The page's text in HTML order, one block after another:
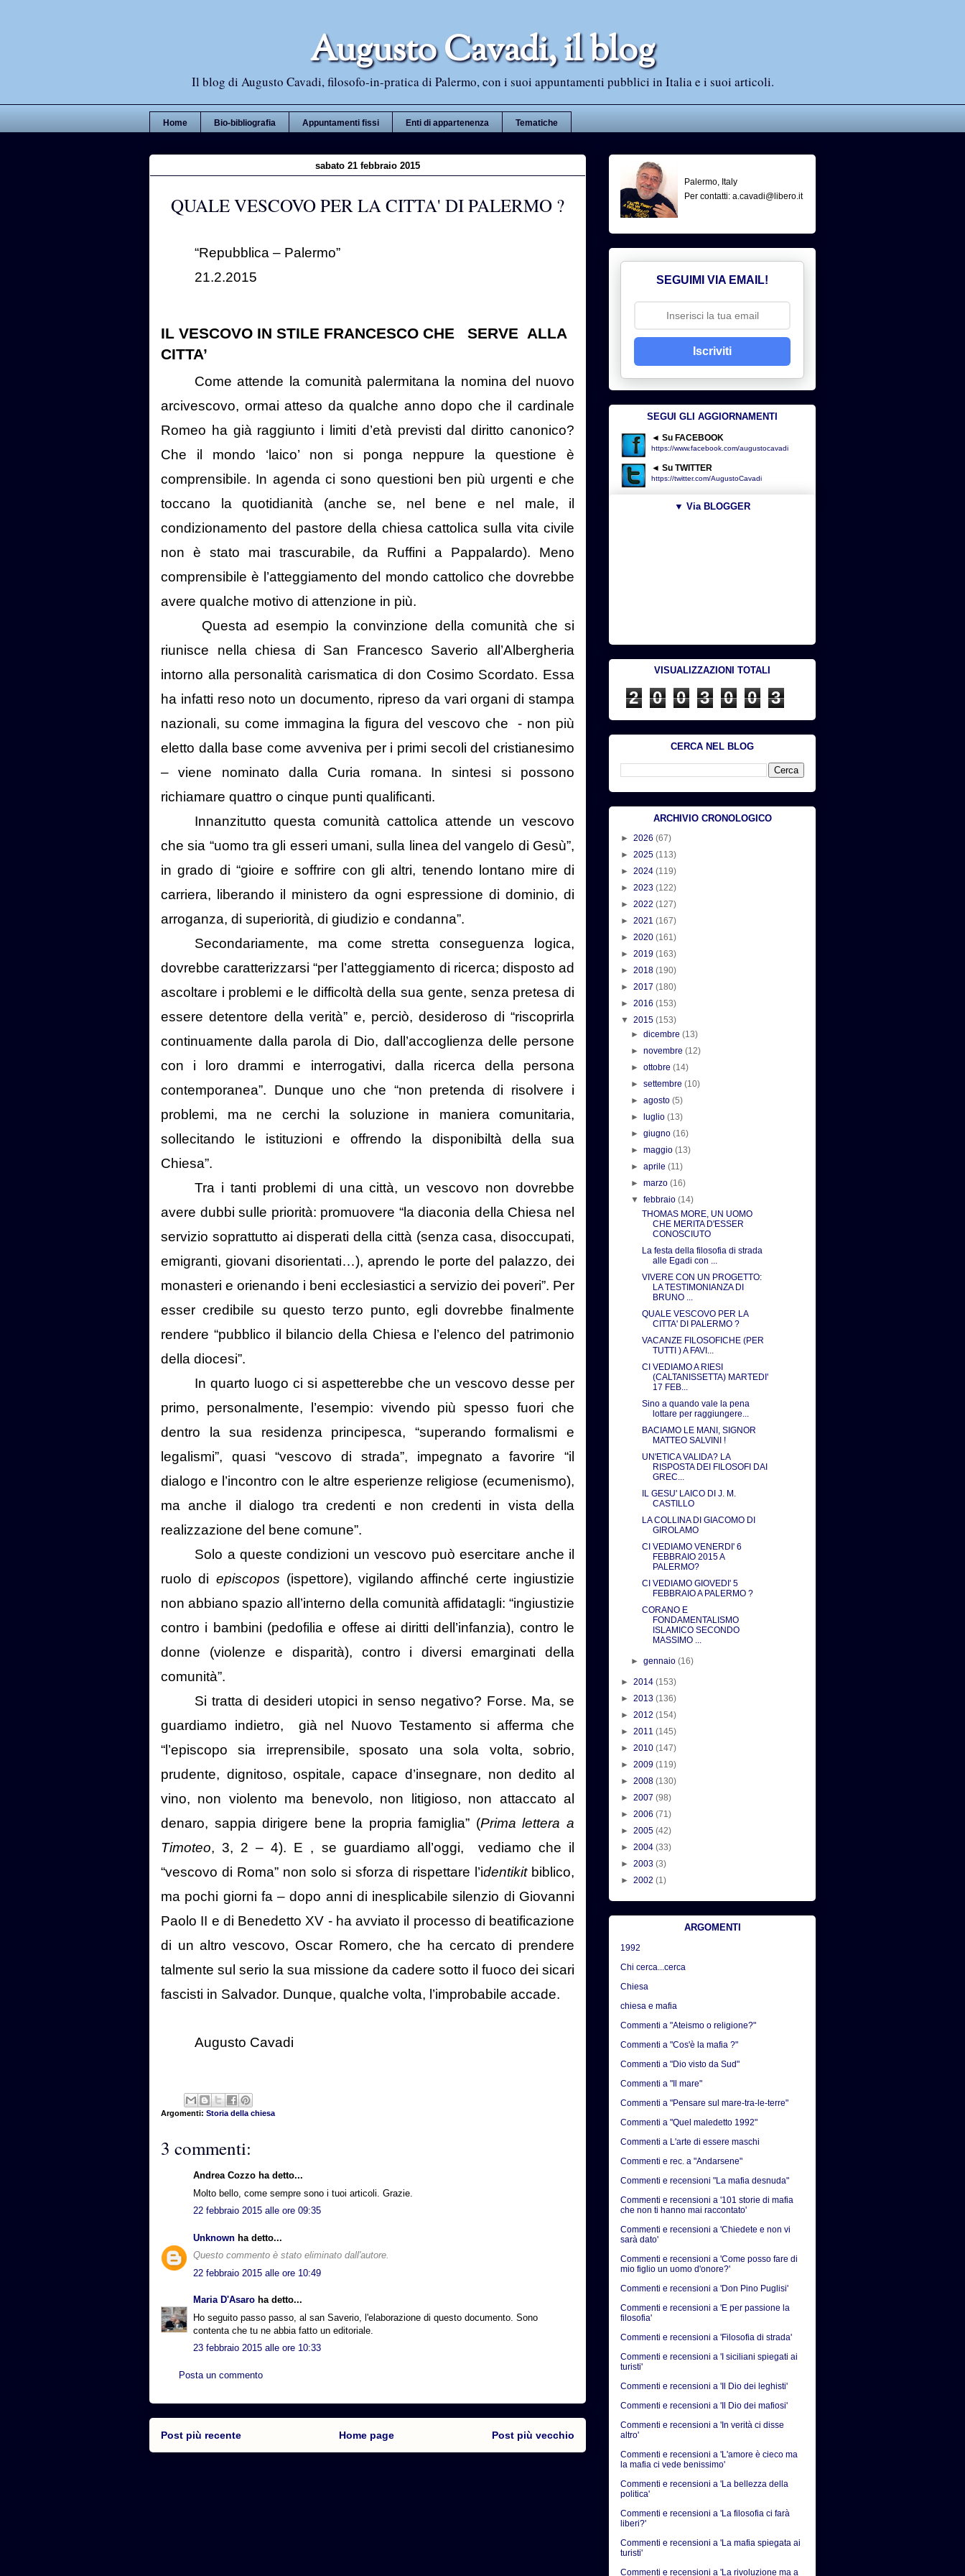
Augusto Cavadi, il blog
Il blog di Augusto Cavadi, filosofo-in-pratica di Palermo, con i suoi appuntamenti pubblici in Italia e i suoi articoli.
Home Bio-bibliografia Appuntamenti fissi Enti di appartenenza Tematiche
sabato 21 febbraio 2015
QUALE VESCOVO PER LA CITTA' DI PALERMO ?
“Repubblica – Palermo”
21.2.2015
IL VESCOVO IN STILE FRANCESCO CHE SERVE ALLA
CITTA’
Come attende la comunità palermitana la nomina del nuovo
arcivescovo, ormai atteso da qualche anno dopo che il cardinale
Romeo ha già raggiunto i limiti d’età previsti dal diritto canonico?
Che il mondo ‘laico’ non si ponga neppure la questione è
comprensibile. In agenda ci sono questioni ben più urgenti e che
toccano la quotidianità (anche se, nel bene e nel male, il
condizionamento del pastore della chiesa cattolica sulla vita civile
non è stato mai trascurabile, da Ruffini a Pappalardo). Meno
comprensibile è l’atteggiamento del mondo cattolico che dovrebbe
avere qualche motivo di attenzione in più.
Questa ad esempio la convinzione della comunità che si
riunisce nella chiesa di San Francesco Saverio all’Albergheria
intorno alla personalità carismatica di don Cosimo Scordato. Essa
ha infatti reso noto un documento, ripreso da vari organi di stampa
nazionali, su come immagina la figura del vescovo che
- non più
eletto dalla base come avveniva per i primi secoli del cristianesimo
– viene nominato dalla Curia romana. In sintesi si possono
richiamare quattro o cinque punti qualificanti.
Innanzitutto questa comunità cattolica attende un vescovo
che sia “uomo tra gli esseri umani, sulla linea del vangelo di Gesù”,
in grado di “gioire e soffrire con gli altri, tenendo lontano mire di
carriera, liberando il ministero da ogni espressione di dominio, di
arroganza, di superiorità, di giudizio e condanna”.
Secondariamente, ma come stretta conseguenza logica,
dovrebbe caratterizzarsi “per l’atteggiamento di ricerca; disposto ad
ascoltare i problemi e le difficoltà della sua gente, senza pretesa di
essere detentore della verità” e, perciò, desideroso di “riscoprirla
continuamente dalla parola di Dio, dall’accoglienza delle persone
con i loro drammi e interrogativi, dalla ricerca della persona
contemporanea”. Dunque uno che “non pretenda di risolvere i
problemi, ma ne cerchi la soluzione in maniera comunitaria,
sollecitando le istituzioni e offrendo la disponibiltà della sua
Chiesa”.
Tra i tanti problemi di una città, un vescovo non dovrebbe
avere dubbi sulle priorità: promuovere “la diaconia della Chiesa nel
servizio soprattutto ai disperati della città (senza casa, disoccupati,
emigranti, giovani disorientati…), aprendo le porte del palazzo, dei
monasteri e orienando i beni ecclesiastici a servizio dei poveri”. Per
esser credibile su questo terzo punto, egli dovrebbe finalmente
rendere “pubblico il bilancio della Chiesa e l’elenco del patrimonio
della diocesi”.
In quarto luogo ci si aspetterebbe che un vescovo desse per
primo, personalmente, l’esempio: vivendo più spesso fuori che
dentro la sua residenza principesca, “superando formalismi e
legalismi”, quasi “vescovo di strada”, impegnato a favorire “il
dialogo e l’incontro con le altre esperienze religiose (ecumenismo),
ma anche il dialogo tra credenti e non credenti in vista della
realizzazione del bene comune”.
Solo a queste condizioni un vescovo può esercitare anche il
ruolo di episcopos (ispettore), vigilando affinché certe ingiustizie
non abbiano spazio all’interno della comunità affidatagli: “ingiustizie
contro i bambini (pedofilia e offese ai diritti dell’infanzia), contro le
donne (violenze e disparità), contro i diversi emarginati della
comunità”.
Si tratta di desideri utopici in senso negativo? Forse. Ma, se
guardiamo indietro,
già nel Nuovo Testamento si afferma che
“l’episcopo sia irreprensibile, sposato una sola volta, sobrio,
prudente, dignitoso, ospitale, capace d’insegnare, non dedito al
vino, non violento ma benevolo, non litigioso, non attaccato al
denaro, sappia dirigere bene la propria famiglia” (Prima lettera a
Timoteo, 3, 2 – 4). E , se guardiamo all’oggi,
vediamo che il
“vescovo di Roma” non solo si sforza di rispettare l’identikitbiblico,
ma pochi giorni fa – dopo anni di inesplicabile silenzio di Giovanni
Paolo II e di Benedetto XV - ha avviato il processo di beatificazione
di un altro vescovo, Oscar Romero, che ha cercato di prendere
talmente sul serio la sua missione da cadere sotto il fuoco dei sicari
fascisti in Salvador. Dunque, qualche volta, l’improbabile accade.
Augusto Cavadi
Argomenti: Storia della chiesa
3 commenti:
Andrea Cozzo ha detto...
Molto bello, come sempre sono i tuoi articoli. Grazie.
22 febbraio 2015 alle ore 09:35
Unknown ha detto...
Questo commento è stato eliminato dall'autore.
22 febbraio 2015 alle ore 10:49
Maria D'Asaro ha detto...
Ho seguito passo passo, al san Saverio, l'elaborazione di questo documento. Sono
contenta che tu ne abbia fatto un editoriale.
23 febbraio 2015 alle ore 10:33
Posta un commento
Post più recente Post più vecchio
Home page
Palermo, Italy
Per contatti: a.cavadi@libero.it
SEGUIMI VIA EMAIL!
Iscriviti
SEGUI GLI AGGIORNAMENTI
◄ Su FACEBOOK
https://www.facebook.com/augustocavadi
◄ Su TWITTER
https://twitter.com/AugustoCavadi
▼ Via BLOGGER
VISUALIZZAZIONI TOTALI
2 0 0 3 0 0 3
CERCA NEL BLOG
ARCHIVIO CRONOLOGICO
► 2026 (67)
► 2025 (113)
► 2024 (119)
► 2023 (122)
► 2022 (127)
► 2021 (167)
► 2020 (161)
► 2019 (163)
► 2018 (190)
► 2017 (180)
► 2016 (153)
▼ 2015 (153)
►dicembre(13)
►novembre(12)
►ottobre(14)
►settembre(10)
►agosto(5)
►
luglio(13)
►giugno(16)
►maggio(13)
►aprile(11)
►marzo(16)
▼febbraio(14)
THOMAS MORE, UN UOMO
CHE MERITA D'ESSER
CONOSCIUTO
La festa della filosofia di strada
alle Egadi con ...
VIVERE CON UN PROGETTO:
LA TESTIMONIANZA DI
BRUNO ...
QUALE VESCOVO PER LA
CITTA' DI PALERMO ?
VACANZE FILOSOFICHE (PER
TUTTI ) A FAVI...
CI VEDIAMO A RIESI
(CALTANISSETTA) MARTEDI'
17 FEB...
Sino a quando vale la pena
lottare per raggiungere...
BACIAMO LE MANI, SIGNOR
MATTEO SALVINI !
UN'ETICA VALIDA? LA
RISPOSTA DEI FILOSOFI DAI
GREC...
IL GESU' LAICO DI J. M.
CASTILLO
LA COLLINA DI GIACOMO DI
GIROLAMO
CI VEDIAMO VENERDI' 6
FEBBRAIO 2015 A
PALERMO?
CI VEDIAMO GIOVEDI' 5
FEBBRAIO A PALERMO ?
CORANO E
FONDAMENTALISMO
ISLAMICO SECONDO
MASSIMO ...
►gennaio(16)
► 2014 (153)
► 2013 (136)
► 2012 (154)
► 2011 (145)
► 2010 (147)
► 2009 (119)
► 2008 (130)
► 2007 (98)
► 2006 (71)
► 2005 (42)
► 2004 (33)
► 2003 (3)
► 2002 (1)
ARGOMENTI
1992
Chi cerca...cerca
Chiesa
chiesa e mafia
Commenti a "Ateismo o religione?"
Commenti a "Cos'è la mafia ?"
Commenti a "Dio visto da Sud"
Commenti a "Il mare"
Commenti a "Pensare sul mare-tra-le-terre"
Commenti a "Quel maledetto 1992"
Commenti a L'arte di essere maschi
Commenti e rec. a "Andarsene"
Commenti e recensioni "La mafia desnuda"
Commenti e recensioni a '101 storie di mafia
che non ti hanno mai raccontato'
Commenti e recensioni a 'Chiedete e non vi
sarà dato'
Commenti e recensioni a 'Come posso fare di
mio figlio un uomo d'onore?'
Commenti e recensioni a 'Don Pino Puglisi'
Commenti e recensioni a 'E per passione la
filosofia'
Commenti e recensioni a 'Filosofia di strada'
Commenti e recensioni a 'I siciliani spiegati ai
turisti'
Commenti e recensioni a 'Il Dio dei leghisti'
Commenti e recensioni a 'Il Dio dei mafiosi'
Commenti e recensioni a 'In verità ci disse
altro'
Commenti e recensioni a 'L'amore è cieco ma
la mafia ci vede benissimo'
Commenti e recensioni a 'La bellezza della
politica'
Commenti e recensioni a 'La filosofia ci farà
liberi?'
Commenti e recensioni a 'La mafia spiegata ai
turisti'
Commenti e recensioni a 'La rivoluzione ma a